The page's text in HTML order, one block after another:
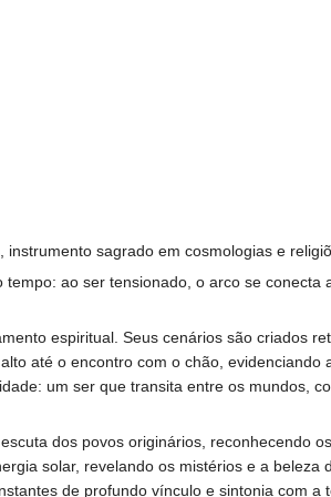
sagrado em cosmologias e
ao ser tensionado, o arco se conecta
espiritual. Seus cenários são criados
até o encontro com o chão, evidenciando
um ser que transita entre os mundos,
dos povos originários, reconhecendo
solar, revelando os mistérios e a beleza
de profundo vínculo e sintonia com